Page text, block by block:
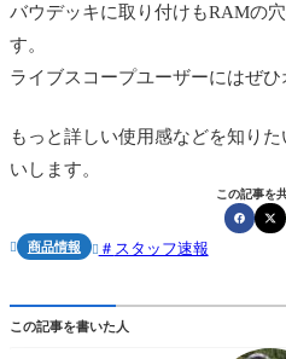
バウデッキに取り付けもRAMの
す。
ライブスコープユーザーにはぜひ
もっと詳しい使用感などを知り
いします。
この記事を
 商品情報  スタッフ速報
この記事を書いた人